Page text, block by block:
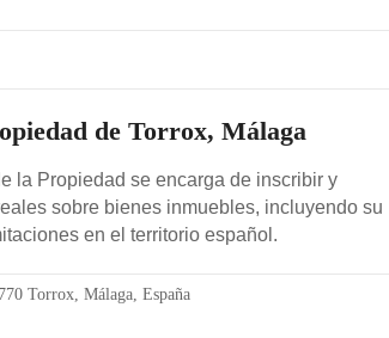
de Torrox, Málaga
la Propiedad se encarga de inscribir y
sobre bienes inmuebles, incluyendo su
en el territorio español.
Torrox, Málaga, España